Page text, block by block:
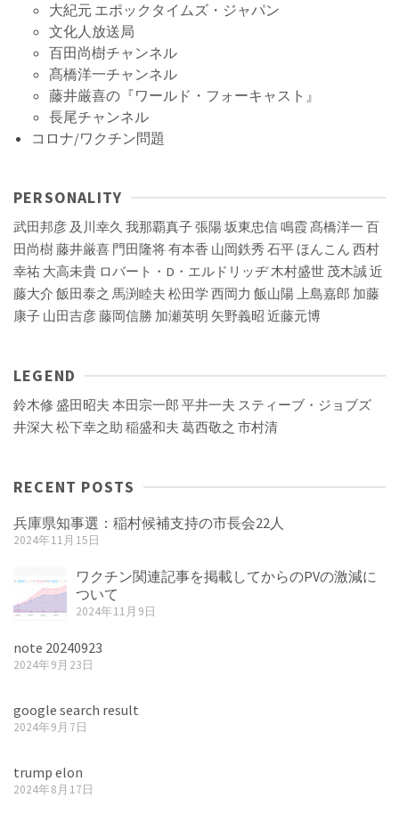
大紀元 エポックタイムズ・ジャパン
文化人放送局
百田尚樹チャンネル
髙橋洋一チャンネル
藤井厳喜の『ワールド・フォーキャスト』
長尾チャンネル
コロナ/ワクチン問題
PERSONALITY
武田邦彦 及川幸久 我那覇真子張陽坂東忠信鳴霞 髙橋洋一 百
田尚樹藤井厳喜 門田隆将有本香 山岡鉄秀 石平 ほんこん 西村
幸祐 大高未貴 ロバート・D・エルドリッヂ木村盛世 茂木誠近
藤大介 飯田泰之 馬渕睦夫 松田学 西岡力 飯山陽上島嘉郎 加藤
康子 山田吉彦藤岡信勝 加瀬英明 矢野義昭 近藤元博
LEGEND
鈴木修 盛田昭夫 本田宗一郎 平井一夫 スティーブ・ジョブズ
井深大 松下幸之助 稲盛和夫 葛西敬之 市村清
RECENT POSTS
兵庫県知事選：稲村候補支持の市長会22人
2024年11月15日
ワクチン関連記事を掲載してからのPVの激減に
ついて
2024年11月9日
note 20240923
2024年9月23日
google search result
2024年9月7日
trump elon
2024年8月17日